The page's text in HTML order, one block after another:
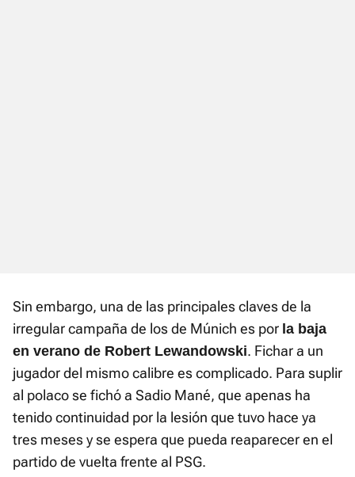
Sin embargo, una de las principales claves de la
irregular campaña de los de Múnich es por la baja
en verano de Robert Lewandowski. Fichar a un
jugador del mismo calibre es complicado. Para suplir
al polaco se fichó a Sadio Mané, que apenas ha
tenido continuidad por la lesión que tuvo hace ya
tres meses y se espera que pueda reaparecer en el
partido de vuelta frente al PSG.